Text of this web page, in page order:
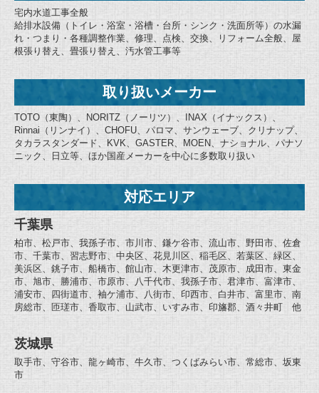
宅内水道工事全般
給排水設備（トイレ・浴室・浴槽・台所・シンク・洗面所等）の水漏
れ・つまり・各種調整作業、修理、点検、交換、リフォーム全般、屋
根張り替え、畳張り替え、汚水管工事等
取り扱いメーカー
TOTO（東陶）、NORITZ（ノーリツ）、INAX（イナックス）、
Rinnai（リンナイ）、CHOFU、パロマ、サンウェーブ、クリナップ、
タカラスタンダード、KVK、GASTER、MOEN、ナショナル、パナソ
ニック、日立等、ほか国産メーカーを中心に多数取り扱い
対応エリア
千葉県
柏市、松戸市、我孫子市、市川市、鎌ケ谷市、流山市、野田市、佐倉
市、千葉市、習志野市、中央区、花見川区、稲毛区、若葉区、緑区、
美浜区、銚子市、船橋市、館山市、木更津市、茂原市、成田市、東金
市、旭市、勝浦市、市原市、八千代市、我孫子市、君津市、富津市、
浦安市、四街道市、袖ケ浦市、八街市、印西市、白井市、富里市、南
房総市、匝瑳市、香取市、山武市、いすみ市、印旛郡、酒々井町 他
茨城県
取手市、守谷市、龍ヶ崎市、牛久市、つくばみらい市、常総市、坂東
市